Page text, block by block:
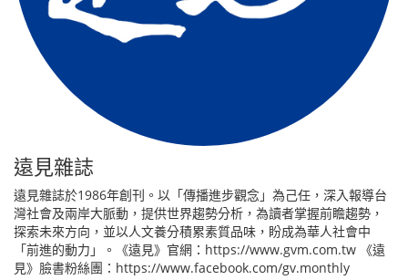
遠見雜誌
遠見雜誌於1986年創刊。以「傳播進步觀念」為己任，深入報導台
灣社會及兩岸大脈動，提供世界趨勢分析，為讀者掌握前瞻趨勢，
探索未來方向，並以人文養分積累素質品味，盼成為華人社會中
「前進的動力」。《遠見》官網：https://www.gvm.com.tw 《遠
見》臉書粉絲團：https://www.facebook.com/gv.monthly